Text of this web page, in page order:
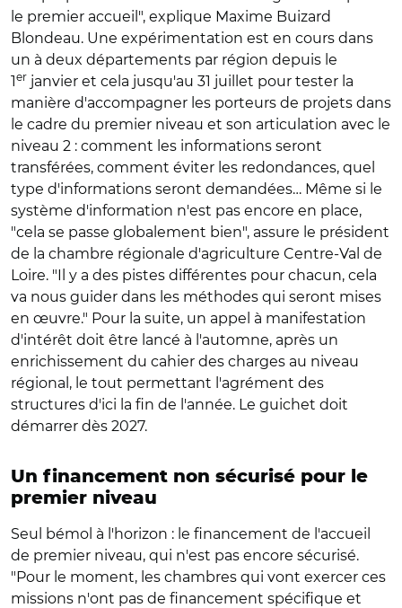
le premier accueil", explique Maxime Buizard
Blondeau. Une expérimentation est en cours dans
un à deux départements par région depuis le
1er janvier et cela jusqu'au 31 juillet pour tester la
manière d'accompagner les porteurs de projets dans
le cadre du premier niveau et son articulation avec le
niveau 2 : comment les informations seront
transférées, comment éviter les redondances, quel
type d'informations seront demandées… Même si le
système d'information n'est pas encore en place,
"cela se passe globalement bien", assure le président
de la chambre régionale d'agriculture Centre-Val de
Loire. "Il y a des pistes différentes pour chacun, cela
va nous guider dans les méthodes qui seront mises
en œuvre." Pour la suite, un appel à manifestation
d'intérêt doit être lancé à l'automne, après un
enrichissement du cahier des charges au niveau
régional, le tout permettant l'agrément des
structures d'ici la fin de l'année. Le guichet doit
démarrer dès 2027.
Un financement non sécurisé pour le
premier niveau
Seul bémol à l'horizon : le financement de l'accueil
de premier niveau, qui n'est pas encore sécurisé.
"Pour le moment, les chambres qui vont exercer ces
missions n'ont pas de financement spécifique et